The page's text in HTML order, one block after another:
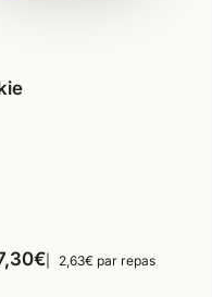
options
€ 2,63€ par repas